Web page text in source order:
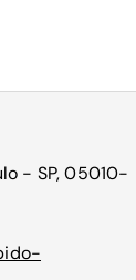
- SP, 05010-